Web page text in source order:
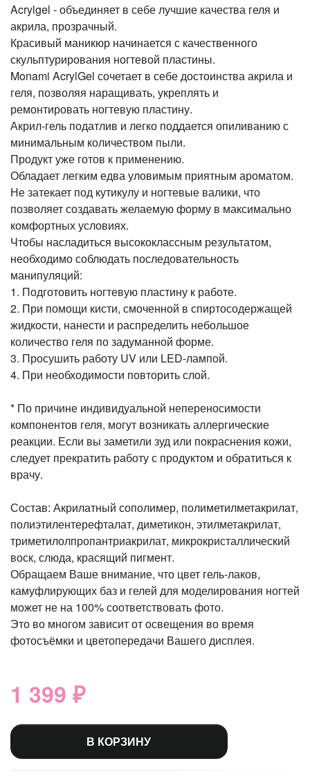
Acrylgel - объединяет в себе лучшие качества геля и
акрила, прозрачный.
Красивый маникюр начинается с качественного
скульптурирования ногтевой пластины.
Monami AcrylGel сочетает в себе достоинства акрила и
геля, позволяя наращивать, укреплять и
ремонтировать ногтевую пластину.
Акрил-гель податлив и легко поддается опиливанию с
минимальным количеством пыли.
Продукт уже готов к применению.
Обладает легким едва уловимым приятным ароматом.
Не затекает под кутикулу и ногтевые валики, что
позволяет создавать желаемую форму в максимально
комфортных условиях.
Чтобы насладиться высококлассным результатом,
необходимо соблюдать последовательность
манипуляций:
1. Подготовить ногтевую пластину к работе.
2. При помощи кисти, смоченной в спиртосодержащей
жидкости, нанести и распределить небольшое
количество геля по задуманной форме.
3. Просушить работу UV или LED-лампой.
4. При необходимости повторить слой.
* По причине индивидуальной непереносимости
компонентов геля, могут возникать аллергические
реакции. Если вы заметили зуд или покраснения кожи,
следует прекратить работу с продуктом и обратиться к
врачу.
Состав: Акрилатный сополимер, полиметилметакрилат,
полиэтилентерефталат, диметикон, этилметакрилат,
триметилолпропантриакрилат, микрокристаллический
воск, слюда, красящий пигмент.
Обращаем Ваше внимание, что цвет гель-лаков,
камуфлирующих баз и гелей для моделирования ногтей
может не на 100% соответствовать фото.
Это во многом зависит от освещения во время
фотосъёмки и цветопередачи Вашего дисплея.
1 399 ₽
В КОРЗИНУ